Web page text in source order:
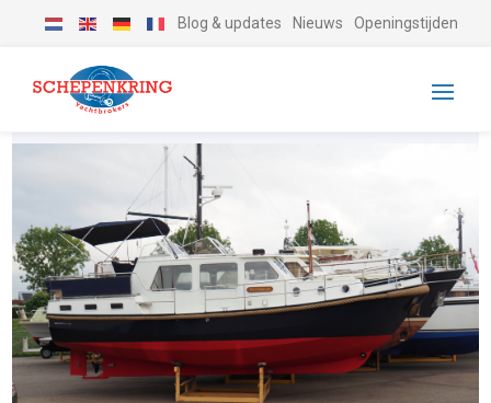
Blog & updates Nieuws Openingstijden